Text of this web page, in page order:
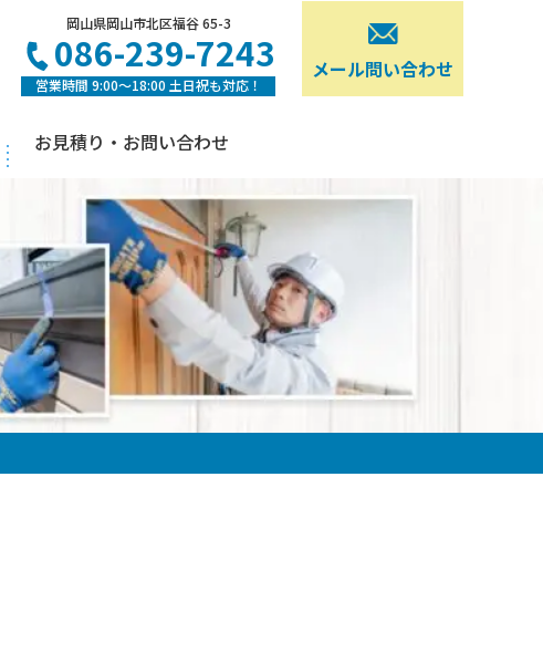
お見積り・お問い合わせ
岡山県岡山市北区福谷 65-3
086-239-7243
営業時間 9:00〜18:00 土日祝も対応！
メール問い合わせ